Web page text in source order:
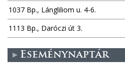
1037 Bp., Lángliliom u. 4-6.
1113 Bp., Daróczi út 3.
Eseménynaptár